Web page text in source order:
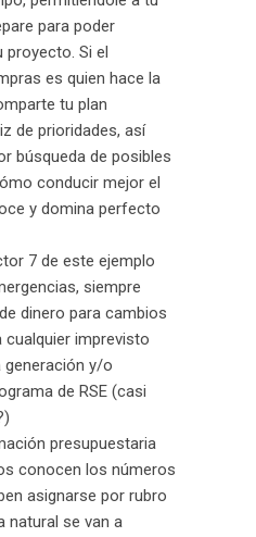
para poder
proyecto. Si el
es quien hace la
tu plan
de prioridades, así
búsqueda de posibles
conducir mejor el
y domina perfecto
7 de este ejemplo
siempre
dinero para cambios
imprevisto
generación y/o
de RSE (casi
presupuestaria
conocen los números
asignarse por rubro
natural se van a